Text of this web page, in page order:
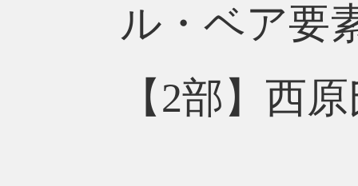
ル・ベア要
【2部】西